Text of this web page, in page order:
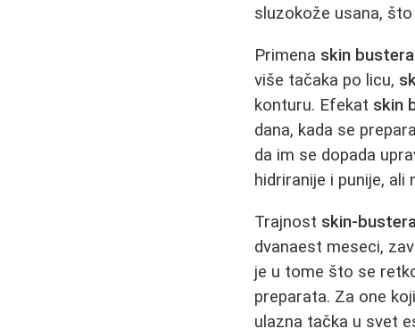
sluzokože usana,
Primena skin bustera
više tačaka po licu,
konturu. Efekat skin
dana, kada se
da im se dopada
hidriranije i punije,
Trajnost skin-
dvanaest meseci,
je u tome što se
preparata. Za one
ulazna tačka u svet